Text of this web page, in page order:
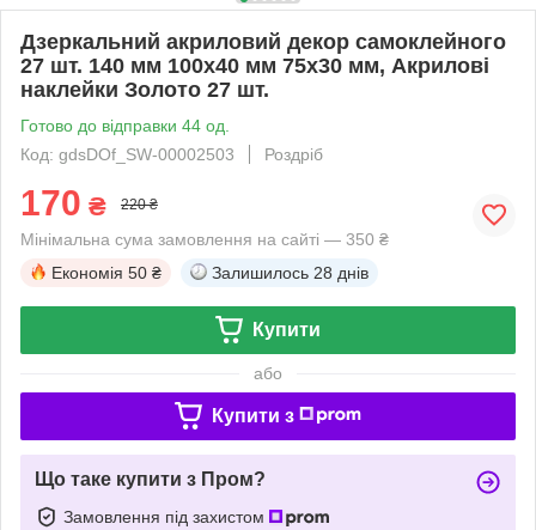
Дзеркальний акриловий декор самоклейного
27 шт. 140 мм 100х40 мм 75х30 мм, Акрилові
наклейки Золото 27 шт.
Готово до відправки 44 од.
Код: gdsDOf_SW-00002503
Роздріб
170 ₴ 220 ₴
Мінімальна сума замовлення на сайті — 350 ₴
Економія 50 ₴ Залишилось 28 днів
Купити
або
Купити з
Що таке купити з Пром?
Замовлення під захистом